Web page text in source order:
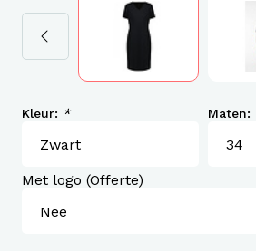
Kleur: * Maten:
Met logo (Offerte)